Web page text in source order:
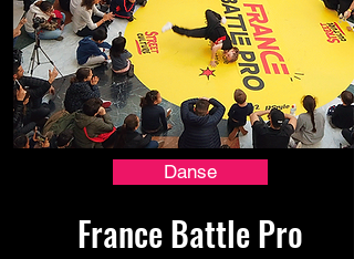
Danse
France Battle Pro